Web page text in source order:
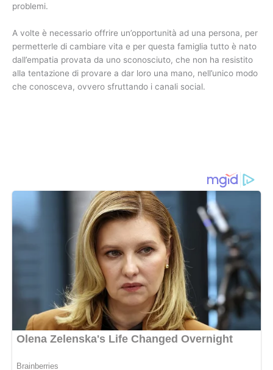
problemi.
A volte è necessario offrire un’opportunità ad una persona, per
permetterle di cambiare vita e per questa famiglia tutto è nato
dall’empatia provata da uno sconosciuto, che non ha resistito
alla tentazione di provare a dar loro una mano, nell’unico modo
che conosceva, ovvero sfruttando i canali social.